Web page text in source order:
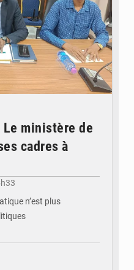
ministère de
cadres à
n’est plus